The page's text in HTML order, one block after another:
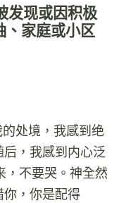
发现或因积极
、家庭或小区
处境，我感到绝
，我感到内心泛
，不要哭。神全然
，你是配得